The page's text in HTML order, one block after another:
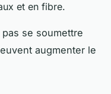
et en fibre.
se soumettre
augmenter le